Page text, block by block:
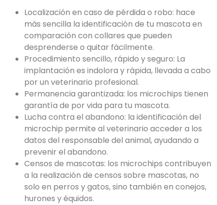
Localización en caso de pérdida o robo: hace
más sencilla la identificación de tu mascota en
comparación con collares que pueden
desprenderse o quitar fácilmente.
Procedimiento sencillo, rápido y seguro: La
implantación es indolora y rápida, llevada a cabo
por un veterinario profesional.
Permanencia garantizada: los microchips tienen
garantía de por vida para tu mascota.
Lucha contra el abandono: la identificación del
microchip permite al veterinario acceder a los
datos del responsable del animal, ayudando a
prevenir el abandono.
Censos de mascotas: los microchips contribuyen
a la realización de censos sobre mascotas, no
solo en perros y gatos, sino también en conejos,
hurones y équidos.